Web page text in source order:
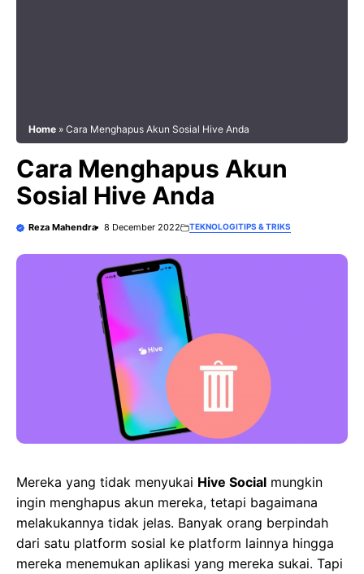
Home » Cara Menghapus Akun Sosial Hive Anda
Cara Menghapus Akun
Sosial Hive Anda
Reza Mahendra 8 December 2022 TEKNOLOGITIPS & TRIKS
Mereka yang tidak menyukai Hive Social mungkin
ingin menghapus akun mereka, tetapi bagaimana
melakukannya tidak jelas. Banyak orang berpindah
dari satu platform sosial ke platform lainnya hingga
mereka menemukan aplikasi yang mereka sukai. Tapi